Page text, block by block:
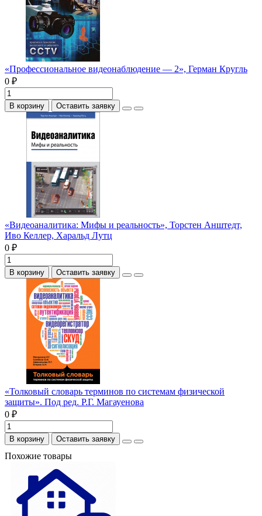
«Профессиональное видеонаблюдение — 2», Герман Кругль
0 ₽
В корзину Оставить заявку
«Видеоаналитика: Мифы и реальность», Торстен Анштедт,
Иво Келлер, Харальд Лутц
0 ₽
В корзину Оставить заявку
«Толковый словарь терминов по системам физической
защиты». Под ред. Р.Г. Магауенова
0 ₽
В корзину Оставить заявку
Похожие товары